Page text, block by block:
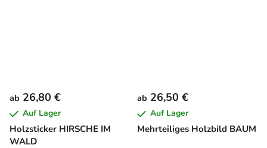
Holzsticker HIRSCHE IM
WALD
ab 26,80 €
Auf Lager
Mehrteiliges Holzbild BAUM
ab 26,50 €
Auf Lager